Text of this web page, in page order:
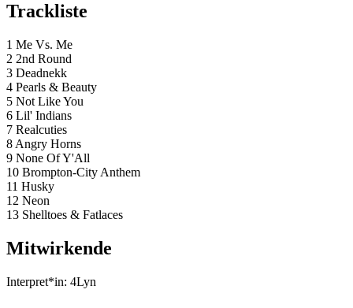
Trackliste
1 Me Vs. Me
2 2nd Round
3 Deadnekk
4 Pearls & Beauty
5 Not Like You
6 Lil' Indians
7 Realcuties
8 Angry Horns
9 None Of Y'All
10 Brompton-City Anthem
11 Husky
12 Neon
13 Shelltoes & Fatlaces
Mitwirkende
Interpret*in: 4Lyn